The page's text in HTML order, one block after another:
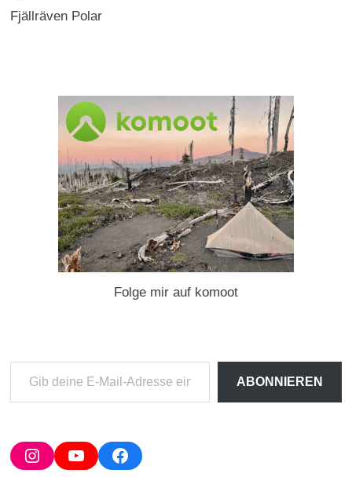
Fjällräven Polar
Folge mir auf komoot
deine
Adresse
ein ...
ABONNIEREN
InstagramYouTubeFacebook